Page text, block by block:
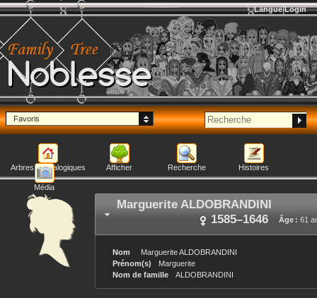
Noblesse
Langue Login
Favoris
Arbres généalogiques Afficher Recherche Histoires
Média
Marguerite ALDOBRANDINI
Âge : 61
1585–1646
Nom MargueriteALDOBRANDINI
Prénom(s)
Marguerite
Nom de famille
ALDOBRANDINI